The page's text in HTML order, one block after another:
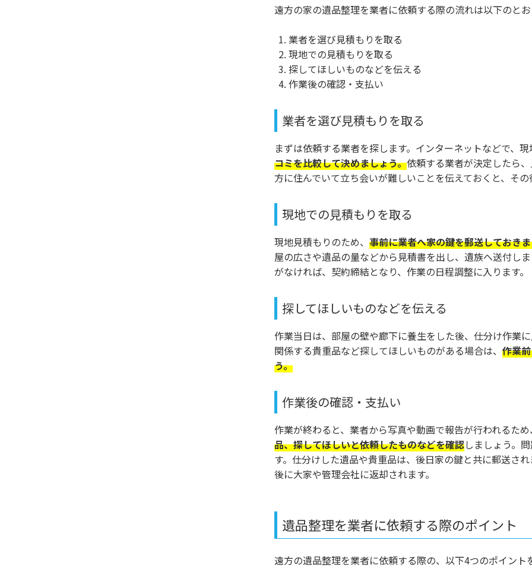
遠方の家の遺品整理を業者に依頼する際の流れは以下のと
業者を選び見積もりを取る
現地での見積もりを取る
探してほしいものなどを伝える
作業後の確認・支払い
業者を選び見積もりを取る
まずは依頼する業者を探します。インターネットなどで、
コミを比較して決めましょう。依頼する業者が決定したら
方に住んでいて立ち会いが難しいことを伝えておくと、そ
現地での見積もりを取る
現地見積もりのため、 事前に業者へ家の鍵を郵送しておき
屋の広さや遺品の量などから見積書を出し、遺族へ送付し
がなければ、契約締結となり、作業の日程調整に入ります。
探してほしいものなどを伝える
作業当日は、部屋の壁や廊下に養生をした後、仕分け作業
関係する貴重品など探してほしいものがある場合は、 作業
う。
作業後の確認・支払い
作業が終わると、業者から写真や動画で報告が行われるた
品、探してほしいと依頼したものなどを確認しましょう。
す。仕分けした遺品や貴重品は、後日家の鍵と共に郵送さ
後に大家や管理会社に返却されます。
遺品整理を業者に依頼する際のポイント
遠方の遺品整理を業者に依頼する際の、以下4つのポイント